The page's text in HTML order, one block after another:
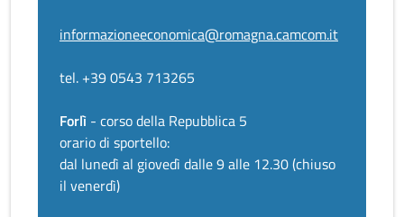
informazioneeconomica@romagna.camcom.it
tel. +39 0543 713265
Forlì - corso della Repubblica 5
orario di sportello:
dal lunedì al giovedì dalle 9 alle 12.30 (chiuso
il venerdì)